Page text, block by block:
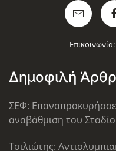
Επικοινωνία:
Δημοφιλή
ΣΕΦ:
αναβάθμιση του
Τσιλιώτης: